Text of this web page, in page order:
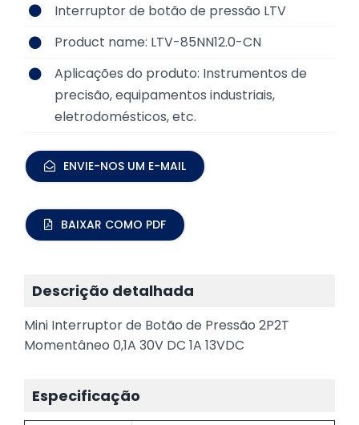
Interruptor de botão de pressão LTV
Product name: LTV-85NN12.0-CN
Aplicações do produto: Instrumentos de
precisão, equipamentos industriais,
eletrodomésticos, etc.
ENVIE-NOS UM E-MAIL
BAIXAR COMO PDF
Descrição detalhada
Mini Interruptor de Botão de Pressão 2P2T
Momentâneo 0,1A 30V DC 1A 13VDC
Especificação